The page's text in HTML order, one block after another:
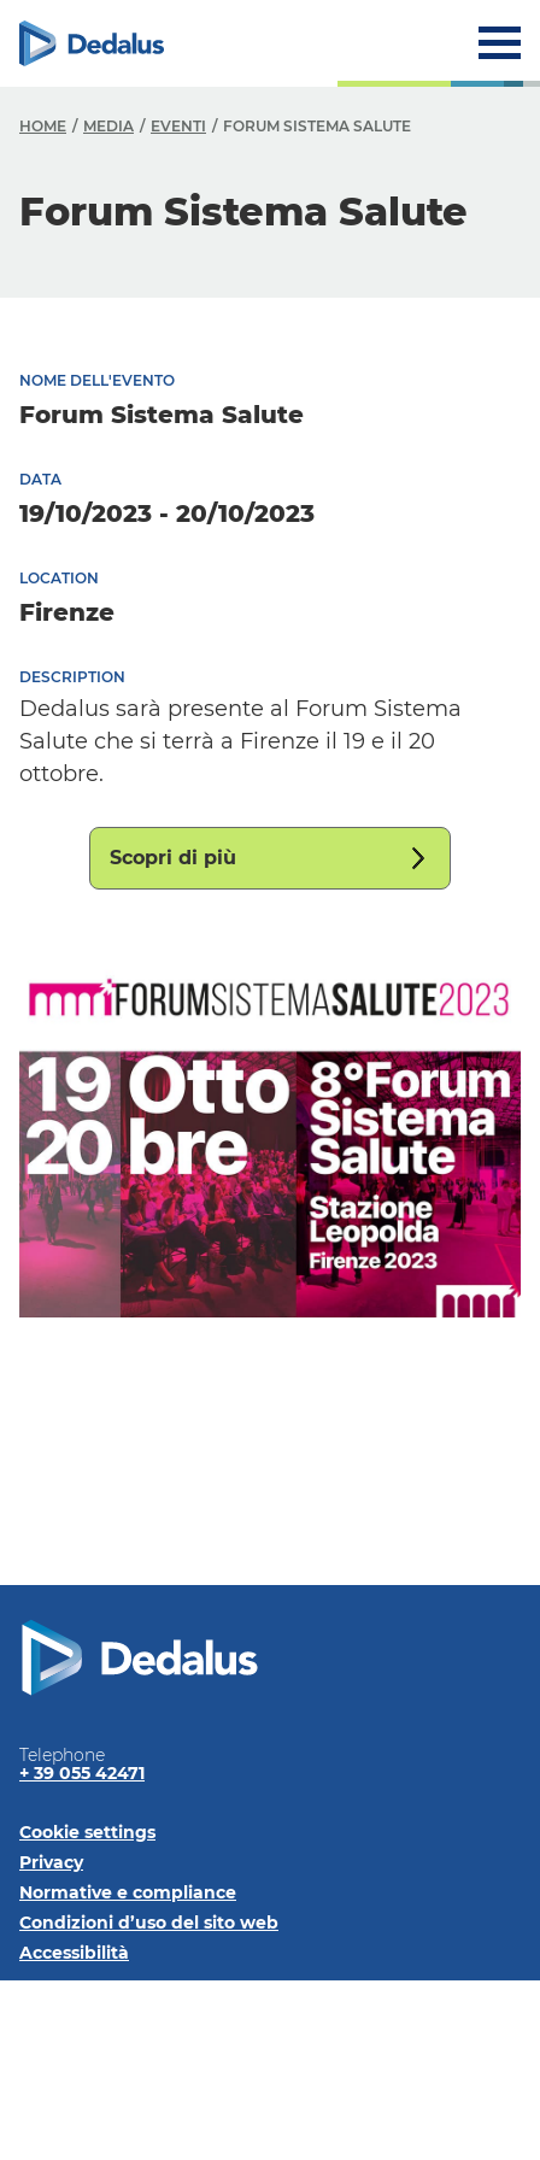
HOME MEDIA EVENTI FORUM SISTEMA SALUTE
Forum Sistema Salute
NOME DELL'EVENTO
Forum Sistema Salute
DATA
19/10/2023 - 20/10/2023
LOCATION
Firenze
DESCRIPTION
Dedalus sarà presente al Forum Sistema
Salute che si terrà a Firenze il 19 e il 20
ottobre.
Scopri di più
Telephone
+ 39 055 42471
Cookie settings
Privacy
Normative e compliance
Condizioni d’uso del sito web
Accessibilità